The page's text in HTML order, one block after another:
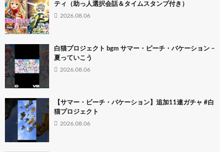
ティ（助っ人選択会話＆タイムスタンプ付き）
2026.08.06
白猫プロジェクト bgm サマー・ピーチ・バケーション –
夏っていこう
2026.08.06
【サマー・ビーチ・バケーション】追加11連ガチャ #白
猫プロジェクト
2026.08.06